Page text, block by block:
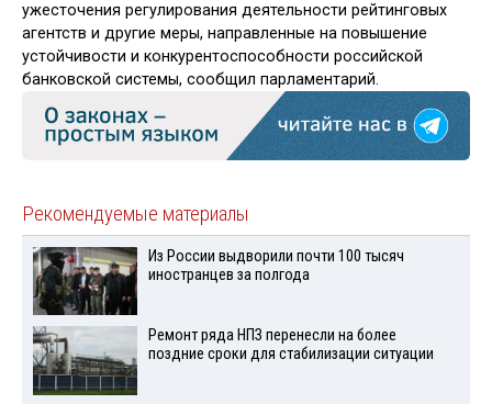
ужесточения регулирования деятельности рейтинговых
агентств и другие меры, направленные на повышение
устойчивости и конкурентоспособности российской
банковской системы, сообщил парламентарий.
Рекомендуемые материалы
Из России выдворили почти 100 тысяч
иностранцев за полгода
Ремонт ряда НПЗ перенесли на более
поздние сроки для стабилизации ситуации